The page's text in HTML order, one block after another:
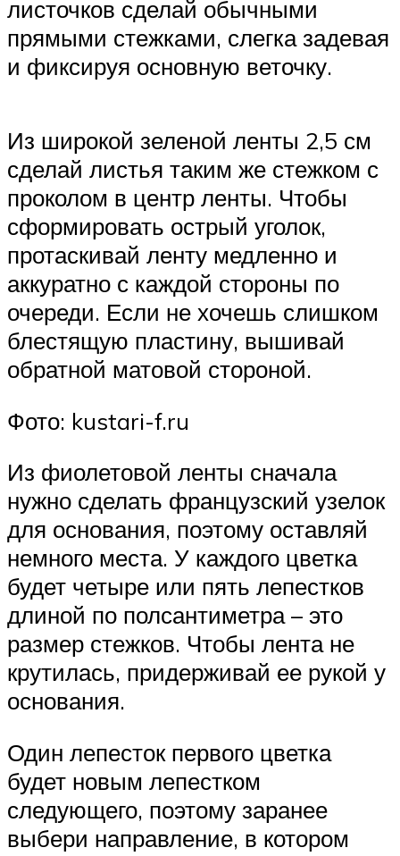
листочков сделай обычными
прямыми стежками, слегка задевая
и фиксируя основную веточку.
Из широкой зеленой ленты 2,5 см
сделай листья таким же стежком с
проколом в центр ленты. Чтобы
сформировать острый уголок,
протаскивай ленту медленно и
аккуратно с каждой стороны по
очереди. Если не хочешь слишком
блестящую пластину, вышивай
обратной матовой стороной.
Фото: kustari-f.ru
Из фиолетовой ленты сначала
нужно сделать французский узелок
для основания, поэтому оставляй
немного места. У каждого цветка
будет четыре или пять лепестков
длиной по полсантиметра – это
размер стежков. Чтобы лента не
крутилась, придерживай ее рукой у
основания.
Один лепесток первого цветка
будет новым лепестком
следующего, поэтому заранее
выбери направление, в котором